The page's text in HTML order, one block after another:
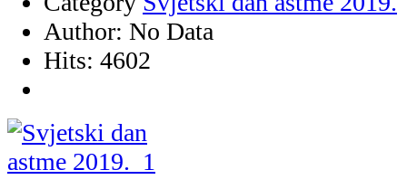
Author: No Data
Hits: 4602